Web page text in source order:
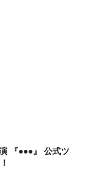
『●●●』 公式ツ